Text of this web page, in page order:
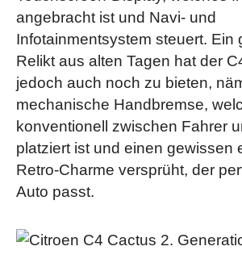
angebracht ist und Navi- und
Infotainmentsystem steuert. Ein
Relikt aus alten Tagen hat der
jedoch auch noch zu bieten,
mechanische Handbremse,
konventionell zwischen Fahrer
platziert ist und einen gewissen
Retro-Charme versprüht, der
Auto passt.